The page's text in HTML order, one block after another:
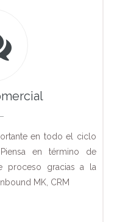
en todo el ciclo
en término de
proceso gracias a la
MK, CRM